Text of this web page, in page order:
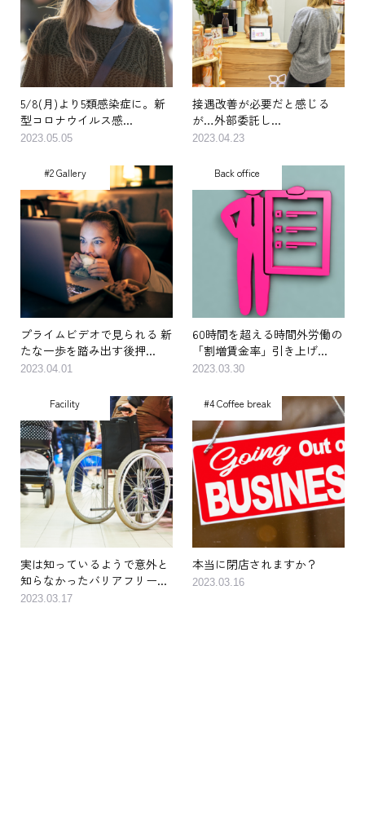
5/8(月)より5類感染症に。新
型コロナウイルス感...
接遇改善が必要だと感じる
が…外部委託し...
#2 Gallery
プライムビデオで見られる 新
たな一歩を踏み出す後押...
Back office
60時間を超える時間外労働の
「割増賃金率」引き上げ...
Facility
実は知っているようで意外と
知らなかったバリアフリー...
#4 Coffee break
本当に閉店されますか？